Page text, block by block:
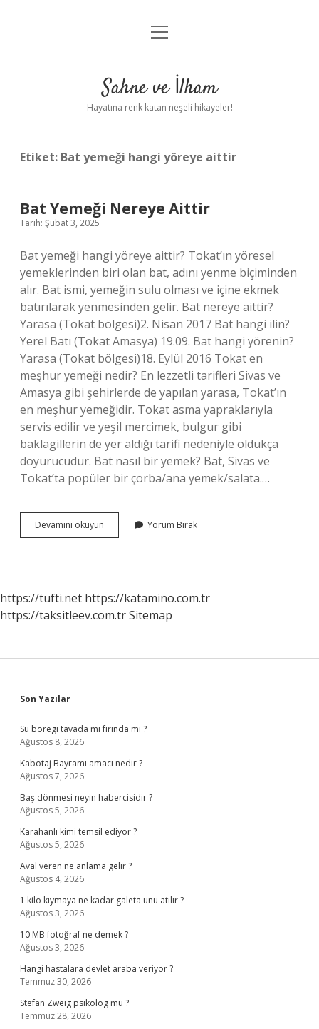
Anasayfa
Yasal Uyarı
menüyü
Sahne ve İlham
Hayatına renk katan neşeli hikayeler!
Etiket: Bat yemeği hangi yöreye aittir
Bat Yemeği Nereye Aittir
Tarih: Şubat 3, 2025
Bat yemeği hangi yöreye aittir? Tokat’ın yöresel
yemeklerinden biri olan bat, adını yenme biçiminden
alır. Bat ismi, yemeğin sulu olması ve içine ekmek
batırılarak yenmesinden gelir. Bat nereye aittir?
Yarasa (Tokat bölgesi)2. Nisan 2017 Bat hangi ilin?
Yerel Batı (Tokat Amasya) 19.09. Bat hangi yörenin?
Yarasa (Tokat bölgesi)18. Eylül 2016 Tokat en
meşhur yemeği nedir? En lezzetli tarifleri Sivas ve
Amasya gibi şehirlerde de yapılan yarasa, Tokat’ın
en meşhur yemeğidir. Tokat asma yapraklarıyla
servis edilir ve yeşil mercimek, bulgur gibi
baklagillerin de yer aldığı tarifi nedeniyle oldukça
doyurucudur. Bat nasıl bir yemek? Bat, Sivas ve
Tokat’ta popüler bir çorba/ana yemek/salata.…
Devamını okuyun
Yemeği
Yorum Bırak
https://tufti.net https://katamino.com.tr
https://taksitleev.com.trSitemap
Sidebar
Son Yazılar
Su boregi tavada mı fırında mı ?
Ağustos 8, 2026
Kabotaj Bayramı amacı nedir ?
Ağustos 7, 2026
Baş dönmesi neyin habercisidir ?
Ağustos 5, 2026
Karahanlı kimi temsil ediyor ?
Ağustos 5, 2026
Aval veren ne anlama gelir ?
Ağustos 4, 2026
1 kilo kıymaya ne kadar galeta unu atılır ?
Ağustos 3, 2026
10 MB fotoğraf ne demek ?
Ağustos 3, 2026
Hangi hastalara devlet araba veriyor ?
Temmuz 30, 2026
Stefan Zweig psikolog mu ?
Temmuz 28, 2026